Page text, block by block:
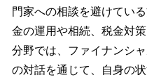
門家への相談を避けてい
金の運用や相続、税金対
分野では、ファイナンシ
の対話を通じて、自身の